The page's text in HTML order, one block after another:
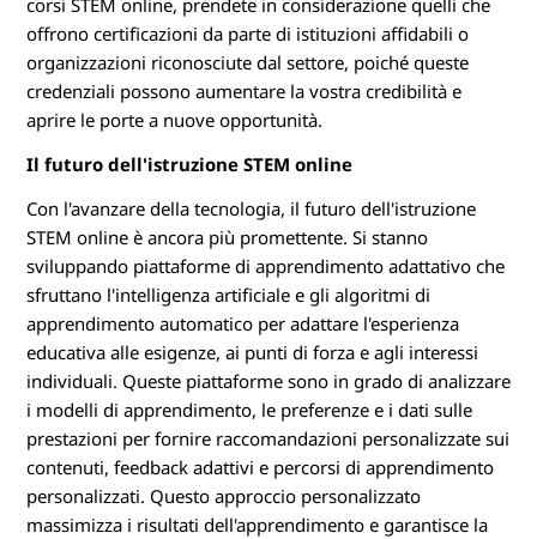
corsi STEM online, prendete in considerazione quelli che
offrono certificazioni da parte di istituzioni affidabili o
organizzazioni riconosciute dal settore, poiché queste
credenziali possono aumentare la vostra credibilità e
aprire le porte a nuove opportunità.
Il futuro dell'istruzione STEM online
Con l'avanzare della tecnologia, il futuro dell'istruzione
STEM online è ancora più promettente. Si stanno
sviluppando piattaforme di apprendimento adattativo che
sfruttano l'intelligenza artificiale e gli algoritmi di
apprendimento automatico per adattare l'esperienza
educativa alle esigenze, ai punti di forza e agli interessi
individuali. Queste piattaforme sono in grado di analizzare
i modelli di apprendimento, le preferenze e i dati sulle
prestazioni per fornire raccomandazioni personalizzate sui
contenuti, feedback adattivi e percorsi di apprendimento
personalizzati. Questo approccio personalizzato
massimizza i risultati dell'apprendimento e garantisce la